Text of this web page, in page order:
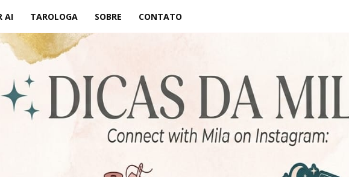
AI TAROLOGA SOBRE CONTATO